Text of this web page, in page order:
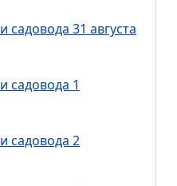
садовода 31 августа
садовода 1
садовода 2